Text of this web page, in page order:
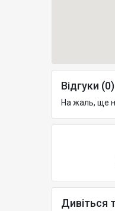
Відгуки (0)
На жаль, ще
Дивіться